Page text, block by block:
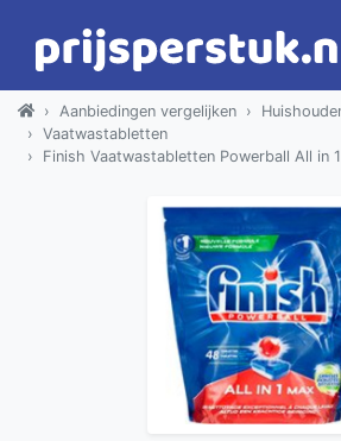
Aanbiedingen vergelijken
Vaatwastabletten
Finish Vaatwastabletten Powerball All in